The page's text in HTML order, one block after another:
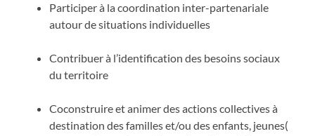
Participer à la coordination inter-partenariale
autour de situations individuelles
Contribuer à l’identification des besoins sociaux
du territoire
Coconstruire et animer des actions collectives à
destination des familles et/ou des enfants, jeunes(